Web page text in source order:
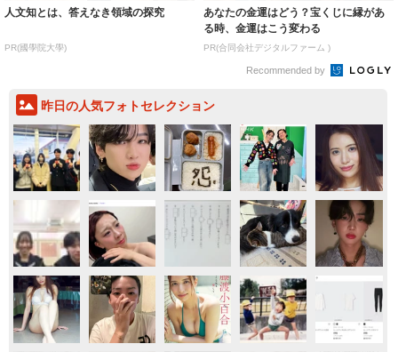
人文知とは、答えなき領域の探究
PR(國學院大學)
あなたの金運はどう？宝くじに縁があ
る時、金運はこう変わる
PR(合同会社デジタルファーム )
Recommended by
昨日の人気フォトセレクション